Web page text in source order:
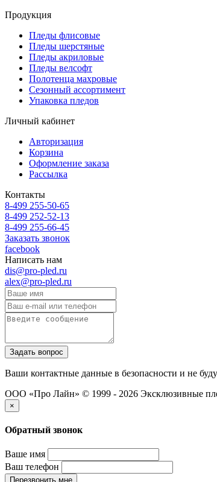
Продукция
Пледы флисовые
Пледы шерстяные
Пледы акриловые
Пледы велсофт
Полотенца махровые
Сезонный ассортимент
Упаковка пледов
Личный кабинет
Авторизация
Корзина
Оформление заказа
Рассылка
Контакты
8-499 255-50-65
8-499 252-52-13
8-499 255-66-45
Заказать звонок
facebook
Написать нам
dis@pro-pled.ru
alex@pro-pled.ru
Ваши контактные данные в безопасности и не
ООО «Про Лайн» © 1999 - 2026 Эксклюзивные
×
Обратный звонок
Ваше имя
Ваш телефон
Перезвонить мне